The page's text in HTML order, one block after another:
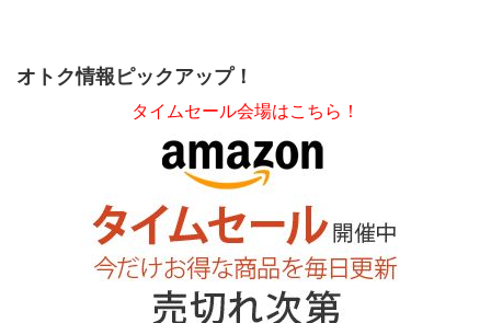
オトク情報ピックアップ！
タイムセール会場はこちら！